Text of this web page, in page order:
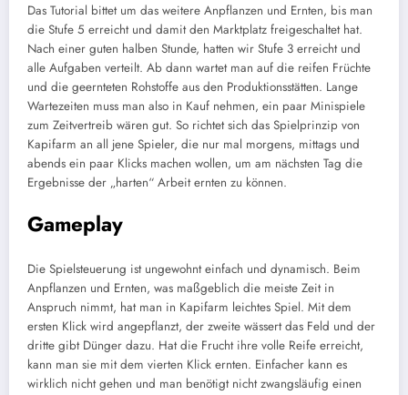
Das Tutorial bittet um das weitere Anpflanzen und Ernten, bis man
die Stufe 5 erreicht und damit den Marktplatz freigeschaltet hat.
Nach einer guten halben Stunde, hatten wir Stufe 3 erreicht und
alle Aufgaben verteilt. Ab dann wartet man auf die reifen Früchte
und die geernteten Rohstoffe aus den Produktionsstätten. Lange
Wartezeiten muss man also in Kauf nehmen, ein paar Minispiele
zum Zeitvertreib wären gut. So richtet sich das Spielprinzip von
Kapifarm an all jene Spieler, die nur mal morgens, mittags und
abends ein paar Klicks machen wollen, um am nächsten Tag die
Ergebnisse der „harten“ Arbeit ernten zu können.
Gameplay
Die Spielsteuerung ist ungewohnt einfach und dynamisch. Beim
Anpflanzen und Ernten, was maßgeblich die meiste Zeit in
Anspruch nimmt, hat man in Kapifarm leichtes Spiel. Mit dem
ersten Klick wird angepflanzt, der zweite wässert das Feld und der
dritte gibt Dünger dazu. Hat die Frucht ihre volle Reife erreicht,
kann man sie mit dem vierten Klick ernten. Einfacher kann es
wirklich nicht gehen und man benötigt nicht zwangsläufig einen